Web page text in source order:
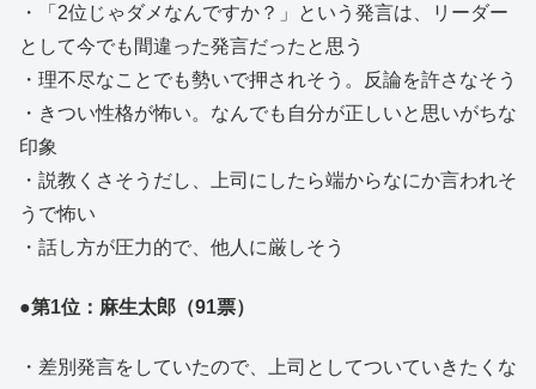
・「2位じゃダメなんですか？」という発言は、リーダー
として今でも間違った発言だったと思う
・理不尽なことでも勢いで押されそう。反論を許さなそう
・きつい性格が怖い。なんでも自分が正しいと思いがちな
印象
・説教くさそうだし、上司にしたら端からなにか言われそ
うで怖い
・話し方が圧力的で、他人に厳しそう
●第1位：麻生太郎（91票）
・差別発言をしていたので、上司としてついていきたくな